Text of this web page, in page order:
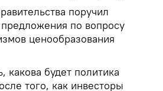
поручил
по вопросу
ценообразования
будет политика
того, как инвесторы